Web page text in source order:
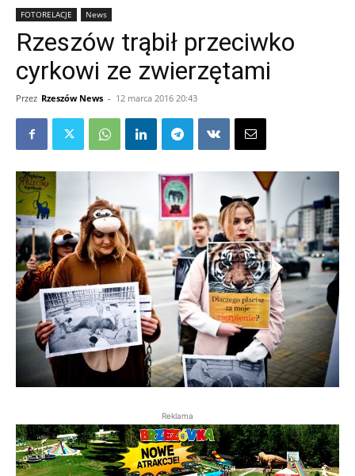
FOTORELACJE News
Rzeszów trąbił przeciwko
cyrkowi ze zwierzętami
Przez Rzeszów News - 12 marca 2016 20:43
Reklama